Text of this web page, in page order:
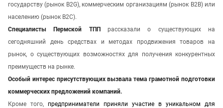
государству (рынок B2G), коммерческим организациям (рынок B2B) или
населению (рынок B2C).
Специалисты Пермской ТППрассказали о существующих на
сегодняшний день средствах и методах продвижения товаров на
рынок, о существующих возможностях для получения конкурентных
преимуществ на рынке.
Особый интерес присутствующих вызвала тема грамотной подготовки
коммерческих предложений компаний.
Кроме того, предприниматели приняли участие в уникальном для